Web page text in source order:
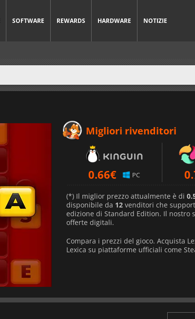
SOFTWARE REWARDS HARDWARE NOTIZIE
Migliori rivenditori
0.66€ PC
(*) Il miglior prezzo attualmente è di
disponibile da 12 venditori che
edizione di Standard Edition. Il
offerte digitali.
Compara i prezzi del gioco. Acquista
Lexica su piattaforme ufficiali come